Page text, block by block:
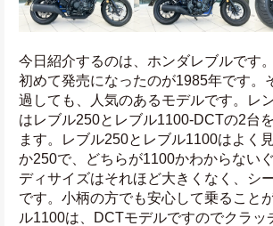
今日紹介するのは、ホンダレブルです
初めて発売になったのが1985年です。
過しても、人気のあるモデルです。レ
はレブル250とレブル1100-DCTの2台
ます。レブル250とレブル1100はよく
か250で、どちらが1100かわからない
ディサイズはそれほど大きくなく、シ
です。小柄の方でも安心して乗ること
ル1100は、DCTモデルですのでクラッ